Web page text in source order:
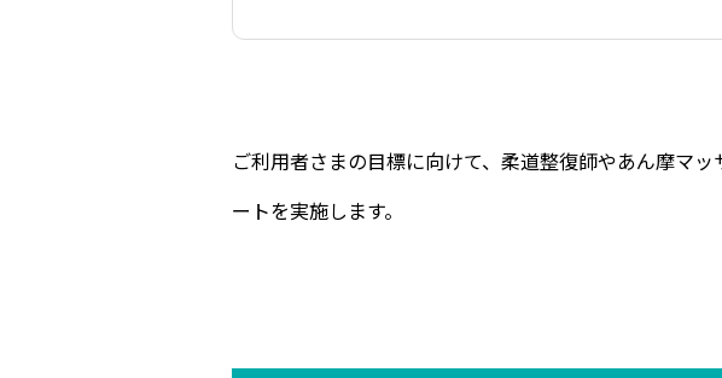
ご利用者さまの目標に向けて、柔道整復師やあん摩マ
ートを実施します。